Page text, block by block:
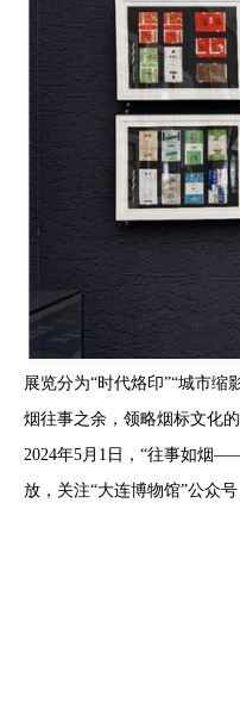
展览分为“时代烙印”“城市
烟往事之余，领略烟标文化
2024年5月1日，“往事如烟
放，关注“大连博物馆”公众号